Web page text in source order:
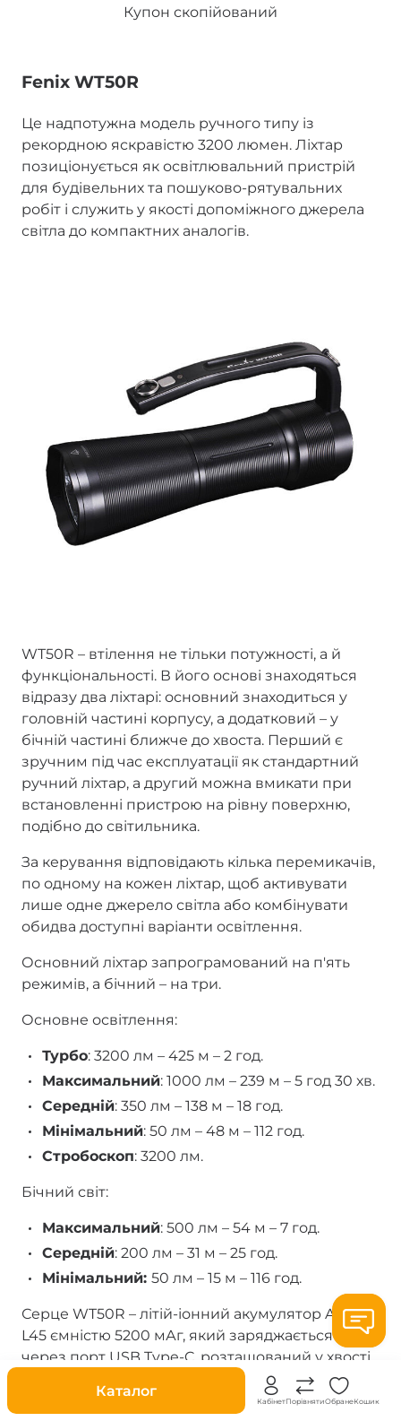
Каталог
КабінетПорівнятиОбранеКошик
Купон скопійований
Fenix WT50R
Це надпотужна модель ручного типу із
рекордною яскравістю 3200 люмен. Ліхтар
позиціонується як освітлювальний пристрій
для будівельних та пошуково-рятувальних
робіт і служить у якості допоміжного джерела
світла до компактних аналогів.
WT50R – втілення не тільки потужності, а й
функціональності. В його основі знаходяться
відразу два ліхтарі: основний знаходиться у
головній частині корпусу, а додатковий – у
бічній частині ближче до хвоста. Перший є
зручним під час експлуатації як стандартний
ручний ліхтар, а другий можна вмикати при
встановленні пристрою на рівну поверхню,
подібно до світильника.
За керування відповідають кілька перемикачів,
по одному на кожен ліхтар, щоб активувати
лише одне джерело світла або комбінувати
обидва доступні варіанти освітлення.
Основний ліхтар запрограмований на п'ять
режимів, а бічний – на три.
Основне освітлення:
Турбо: 3200 лм – 425 м – 2 год.
Максимальний: 1000 лм – 239 м – 5 год 30 хв.
Середній: 350 лм – 138 м – 18 год.
Мінімальний: 50 лм – 48 м – 112 год.
Стробоскоп: 3200 лм.
Бічний світ:
Максимальний: 500 лм – 54 м – 7 год.
Середній: 200 лм – 31 м – 25 год.
Мінімальний: 50 лм – 15 м – 116 год.
Серце WT50R – літій-іонний акумулятор ARB-
L45 ємністю 5200 мАг, який заряджається
через порт USB Type-C, розташований у хвості
корпусу. Зарядний процес із 0 до 100% триває
4 години 30 хвилин при використанні кабелю